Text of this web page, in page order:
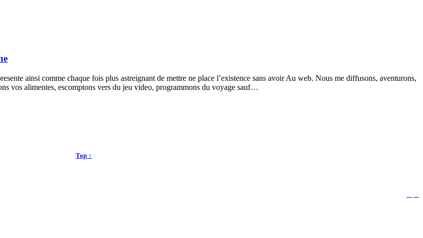
ainsi comme chaque fois plus astreignant de mettre ne place l’existence sans avoir Au web. Nous me diffusons, aventurons,
vos alimentes, escomptons vers du jeu video, programmons du voyage sauf…
Top ↑